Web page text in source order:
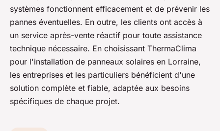
systèmes fonctionnent efficacement et de prévenir les
pannes éventuelles. En outre, les clients ont accès à
un service après-vente réactif pour toute assistance
technique nécessaire. En choisissant ThermaClima
pour l'installation de panneaux solaires en Lorraine,
les entreprises et les particuliers bénéficient d'une
solution complète et fiable, adaptée aux besoins
spécifiques de chaque projet.